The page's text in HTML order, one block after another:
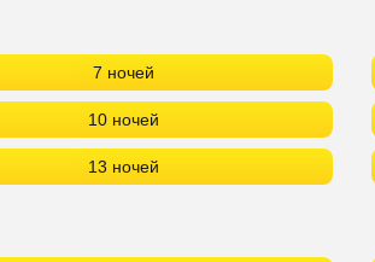
7 ночей
10 ночей
13 ночей